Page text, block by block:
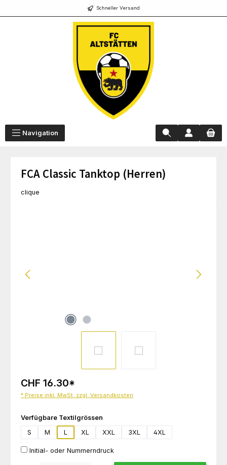
Schneller Versand
Navigation
FCA Classic Tanktop (Herren)
clique
CHF 16.30*
* Preise inkl. MwSt. zzgl. Versandkosten
Verfügbare Textilgrössen
S
M L XL XXL 3XL 4XL
Initial- oder Nummerndruck